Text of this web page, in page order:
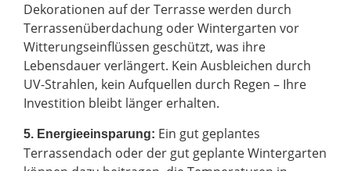
Dekorationen auf der Terrasse werden durch
Terrassenüberdachung oder Wintergarten vor
Witterungseinflüssen geschützt, was ihre
Lebensdauer verlängert. Kein Ausbleichen durch
UV-Strahlen, kein Aufquellen durch Regen – Ihre
Investition bleibt länger erhalten.
5. Energieeinsparung: Ein gut geplantes
Terrassendach oder der gut geplante Wintergarten